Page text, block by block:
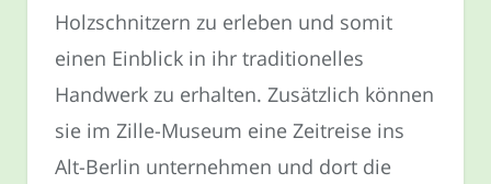
Holzschnitzern zu erleben und somit
einen Einblick in ihr traditionelles
Handwerk zu erhalten. Zusätzlich können
sie im Zille-Museum eine Zeitreise ins
Alt-Berlin unternehmen und dort die